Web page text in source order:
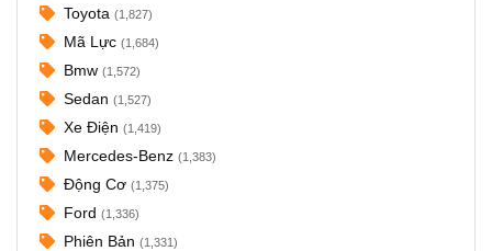
Toyota (1,827)
Mã Lực (1,684)
Bmw (1,572)
Sedan (1,527)
Xe Điện (1,419)
Mercedes-Benz (1,383)
Động Cơ (1,375)
Ford (1,336)
Phiên Bản (1,331)